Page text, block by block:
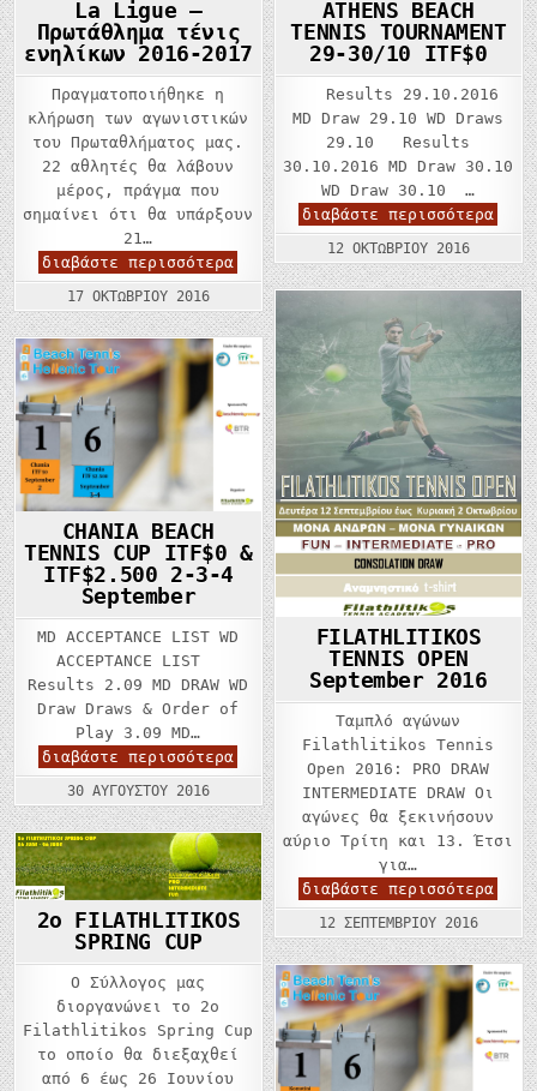
La Ligue –
Πρωτάθλημα τένις
ενηλίκων 2016-2017
Πραγματοποιήθηκε η
κλήρωση των αγωνιστικών
του Πρωταθλήματος μας.
22 αθλητές θα λάβουν
μέρος, πράγμα που
σημαίνει ότι θα υπάρξουν
21…
διαβάστε περισσότερα
Ligue
Πρωτάθλημα
τένις
ενηλίκων
2016-
2017
17 ΟΚΤΩΒΡΊΟΥ 2016
ATHENS BEACH
TENNIS TOURNAMENT
29-30/10 ITF$0
Results 29.10.2016
MD Draw 29.10 WD Draws
29.10 Results
30.10.2016 MD Draw 30.10
WD Draw 30.10 …
διαβάστε περισσότερα
29-
30/
12 ΟΚΤΩΒΡΊΟΥ 2016
FILATHLITIKOS
TENNIS OPEN
September 2016
Ταμπλό αγώνων
Filathlitikos Tennis
Open 2016: PRO DRAW
INTERMEDIATE DRAW Οι
αγώνες θα ξεκινήσουν
αύριο Τρίτη και 13. Έτσι
για…
διαβάστε περισσότερα
OPEN
2016
12 ΣΕΠΤΕΜΒΡΊΟΥ 2016
CHANIA BEACH
TENNIS CUP ITF$0 &
ITF$2.500 2-3-4
September
MD ACCEPTANCE LIST WD
ACCEPTANCE LIST
Results 2.09 MD DRAW WD
Draw Draws & Order of
Play 3.09 MD…
διαβάστε περισσότερα CHANIA
BEACH
TENNIS
CUP
ITF$0
&
ITF$2.500
2-
3-
4
September
30 ΑΥΓΟΎΣΤΟΥ 2016
2o FILATHLITIKOS
SPRING CUP
Ο Σύλλογος μας
διοργανώνει το 2ο
Filathlitikos Spring Cup
το οποίο θα διεξαχθεί
από 6 έως 26 Ιουνίου